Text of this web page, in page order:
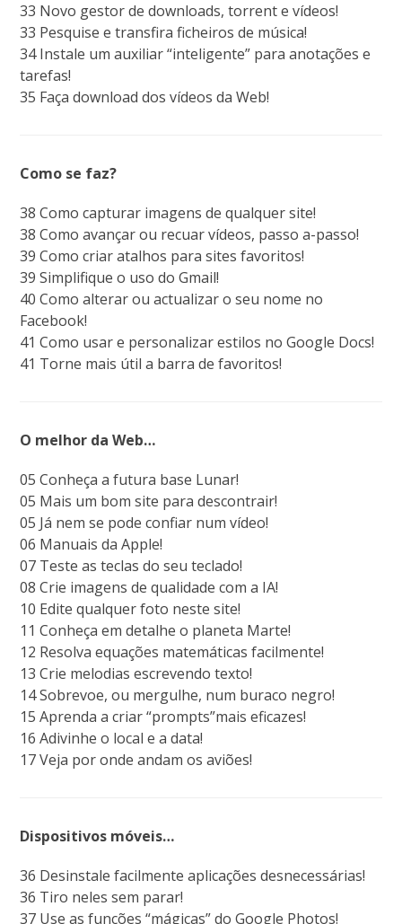
33 Novo gestor de downloads, torrent e vídeos!
33 Pesquise e transfira ficheiros de música!
34 Instale um auxiliar “inteligente” para anotações e
tarefas!
35 Faça download dos vídeos da Web!
Como se faz?
38 Como capturar imagens de qualquer site!
38 Como avançar ou recuar vídeos, passo a-passo!
39 Como criar atalhos para sites favoritos!
39 Simplifique o uso do Gmail!
40 Como alterar ou actualizar o seu nome no
Facebook!
41 Como usar e personalizar estilos no Google Docs!
41 Torne mais útil a barra de favoritos!
O melhor da Web…
05 Conheça a futura base Lunar!
05 Mais um bom site para descontrair!
05 Já nem se pode confiar num vídeo!
06 Manuais da Apple!
07 Teste as teclas do seu teclado!
08 Crie imagens de qualidade com a IA!
10 Edite qualquer foto neste site!
11 Conheça em detalhe o planeta Marte!
12 Resolva equações matemáticas facilmente!
13 Crie melodias escrevendo texto!
14 Sobrevoe, ou mergulhe, num buraco negro!
15 Aprenda a criar “prompts”mais eficazes!
16 Adivinhe o local e a data!
17 Veja por onde andam os aviões!
Dispositivos móveis…
36 Desinstale facilmente aplicações desnecessárias!
36 Tiro neles sem parar!
37 Use as funções “mágicas” do Google Photos!